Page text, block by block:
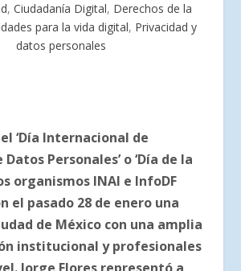
, Ciudadanía Digital, Derechos de la
para la vida digital, Privacidad y
datos personales
‘Día Internacional de
Personales’ o ‘Día de la
organismos INAI e InfoDF
el pasado 28 de enero una
de México con una amplia
institucional y profesionales